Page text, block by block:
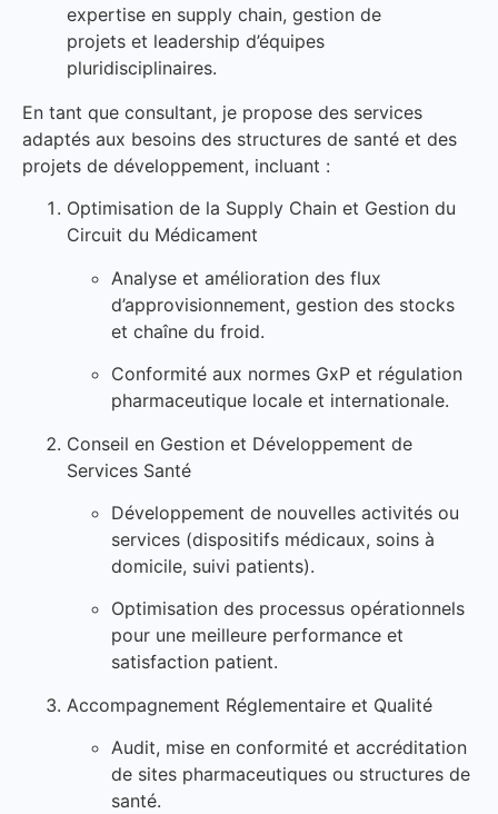
expertise en supply chain, gestion de
projets et leadership d’équipes
pluridisciplinaires.
En tant que consultant, je propose des services
adaptés aux besoins des structures de santé et des
projets de développement, incluant :
Optimisation de la Supply Chain et Gestion du
Circuit du Médicament
Analyse et amélioration des flux
d’approvisionnement, gestion des stocks
et chaîne du froid.
Conformité aux normes GxP et régulation
pharmaceutique locale et internationale.
Conseil en Gestion et Développement de
Services Santé
Développement de nouvelles activités ou
services (dispositifs médicaux, soins à
domicile, suivi patients).
Optimisation des processus opérationnels
pour une meilleure performance et
satisfaction patient.
Accompagnement Réglementaire et Qualité
Audit, mise en conformité et accréditation
de sites pharmaceutiques ou structures de
santé.